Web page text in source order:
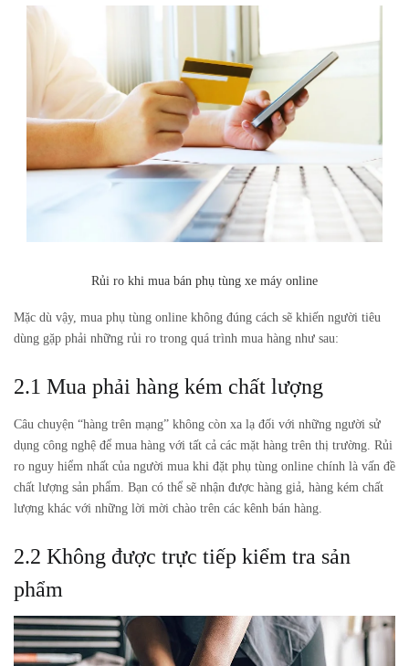
Rủi ro khi mua bán phụ tùng xe máy online
Mặc dù vậy, mua phụ tùng online không đúng cách sẽ khiến người tiêu
dùng gặp phải những rủi ro trong quá trình mua hàng như sau:
2.1 Mua phải hàng kém chất lượng
Câu chuyện “hàng trên mạng” không còn xa lạ đối với những người sử
dụng công nghệ để mua hàng với tất cả các mặt hàng trên thị trường. Rủi
ro nguy hiểm nhất của người mua khi đặt phụ tùng online chính là vấn đề
chất lượng sản phẩm. Bạn có thể sẽ nhận được hàng giả, hàng kém chất
lượng khác với những lời mời chào trên các kênh bán hàng.
2.2 Không được trực tiếp kiểm tra sản
phẩm